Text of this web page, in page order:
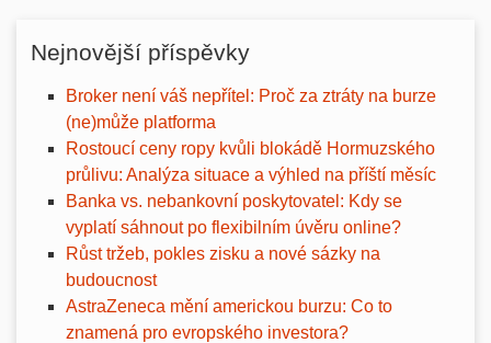
Nejnovější příspěvky
Broker není váš nepřítel: Proč za ztráty na burze
(ne)může platforma
Rostoucí ceny ropy kvůli blokádě Hormuzského
průlivu: Analýza situace a výhled na příští měsíc
Banka vs. nebankovní poskytovatel: Kdy se
vyplatí sáhnout po flexibilním úvěru online?
Růst tržeb, pokles zisku a nové sázky na
budoucnost
AstraZeneca mění americkou burzu: Co to
znamená pro evropského investora?